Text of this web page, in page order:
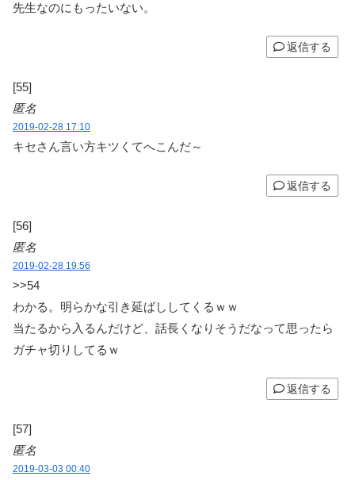
先生なのにもったいない。
返信する
[55]
匿名
2019-02-28 17:10
キセさん言い方キツくてへこんだ～
返信する
[56]
匿名
2019-02-28 19:56
>>54
わかる。明らかな引き延ばししてくるｗｗ
当たるから入るんだけど、話長くなりそうだなって思ったら
ガチャ切りしてるｗ
返信する
[57]
匿名
2019-03-03 00:40